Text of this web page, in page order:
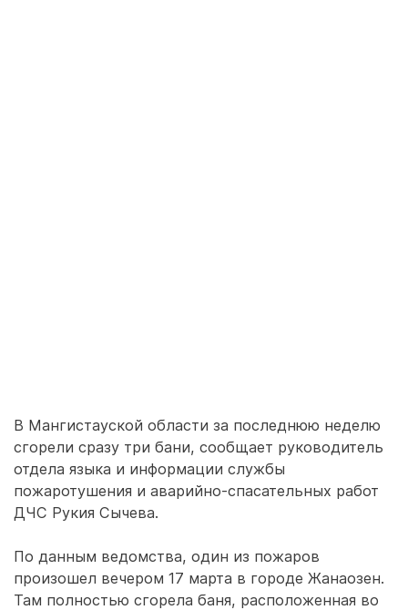
В Мангистауской области за последнюю неделю
сгорели сразу три бани, сообщает руководитель
отдела языка и информации службы
пожаротушения и аварийно-спасательных работ
ДЧС Рукия Сычева.
По данным ведомства, один из пожаров
произошел вечером 17 марта в городе Жанаозен.
Там полностью сгорела баня, расположенная во